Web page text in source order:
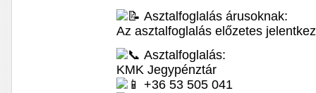
Asztalfoglalás árusoknak:
Az asztalfoglalás előzetes
Asztalfoglalás:
KMK Jegypénztár
+36 53 505 041